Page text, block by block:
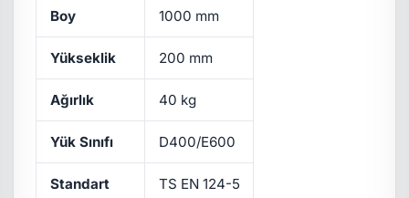
Boy 1000 mm
Yükseklik 200 mm
Ağırlık 40 kg
Yük Sınıfı D400/E600
Standart TS EN 124-5